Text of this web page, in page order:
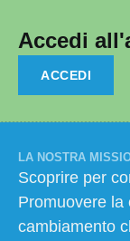
Accedi
ACCEDI
LA NOSTRA
Scoprire per
Promuovere la
cambiamento